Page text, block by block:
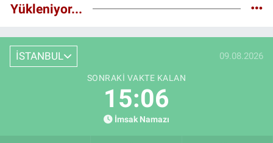
Yükleniyor...
İSTANBUL 09.08.2026
SONRAKI VAKTE KALAN
15:03
İmsak Namazı